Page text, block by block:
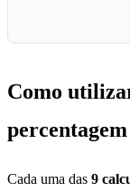
Como
percentagem
Cada uma das 9